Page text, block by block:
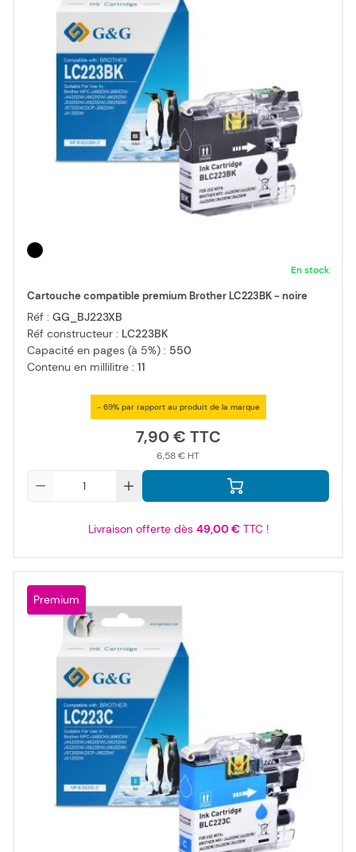
En stock
Cartouche compatible premium Brother LC223BK - noire
Réf : GG_BJ223XB
Réf constructeur : LC223BK
Capacité en pages (à 5%) : 550
Contenu en millilitre : 11
- 69% par rapport au produit de la marque
7,90 €
6,58 €
Livraison offerte dès 49,00 €TTC !
Premium